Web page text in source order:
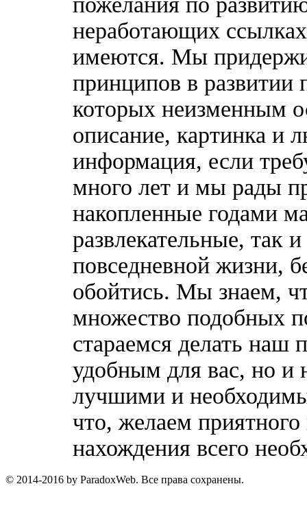
неработающих
имеются. Мы
принципов в развитии
которых неизменным
описание, картинка и
информация, если
много лет и мы рады
накопленные годами
развлекательные, так
повседневной жизни,
обойтись. Мы знаем,
множество подобных
стараемся делать наш
удобным для вас, но и
лучшими и
что, желаем
нахождения всего
© 2014-2016 by ParadoxWeb. Все права сохранены.